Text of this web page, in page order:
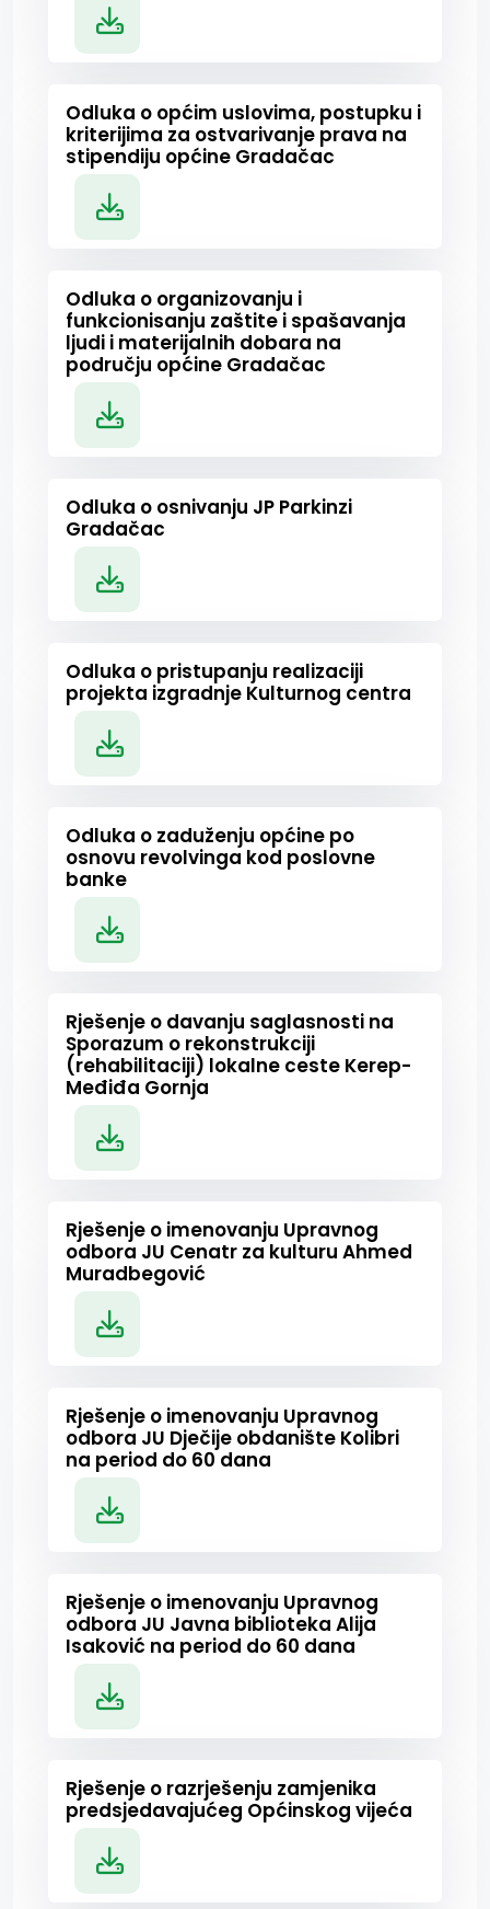
Odluka o općim uslovima, postupku i
kriterijima za ostvarivanje prava na
stipendiju općine Gradačac
Odluka o organizovanju i
funkcionisanju zaštite i spašavanja
ljudi i materijalnih dobara na
području općine Gradačac
Odluka o osnivanju JP Parkinzi
Gradačac
Odluka o pristupanju realizaciji
projekta izgradnje Kulturnog centra
Odluka o zaduženju općine po
osnovu revolvinga kod poslovne
banke
Rješenje o davanju saglasnosti na
Sporazum o rekonstrukciji
(rehabilitaciji) lokalne ceste Kerep-
Međiđa Gornja
Rješenje o imenovanju Upravnog
odbora JU Cenatr za kulturu Ahmed
Muradbegović
Rješenje o imenovanju Upravnog
odbora JU Dječije obdanište Kolibri
na period do 60 dana
Rješenje o imenovanju Upravnog
odbora JU Javna biblioteka Alija
Isaković na period do 60 dana
Rješenje o razrješenju zamjenika
predsjedavajućeg Općinskog vijeća